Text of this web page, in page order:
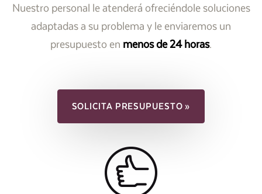
Nuestro personal le atenderá ofreciéndole soluciones
adaptadas a su problema y le enviaremos un
presupuesto en menos de 24 horas.
SOLICITA PRESUPUESTO »